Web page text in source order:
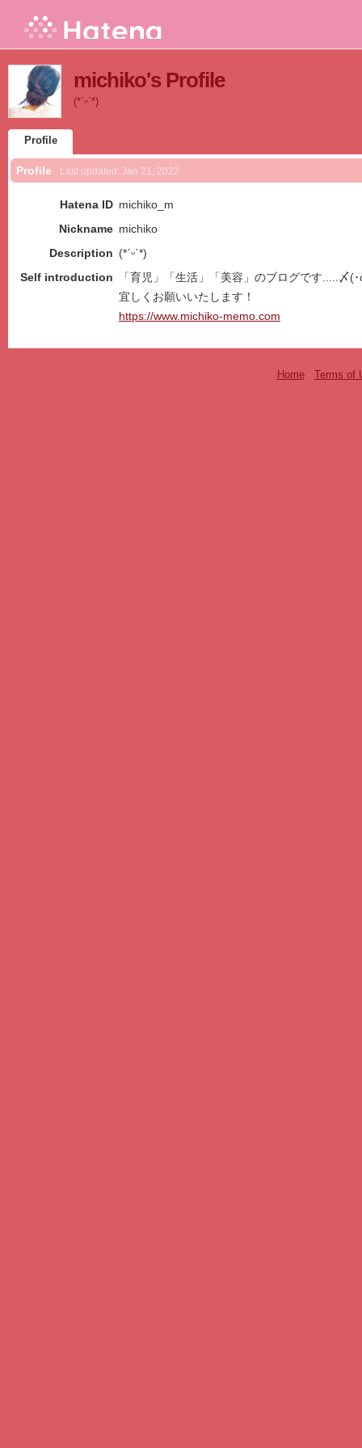
michiko's Profile
(*ˊᵕˋ*)
Profile
Profile Last updated: Jan 21, 2022
Hatena ID michiko_m
Nickname michiko
Description (*ˊᵕˋ*)
Self introduction
「育児」「生活」「美容」のブログです.....〆(
宜しくお願いいたします！
https://www.michiko-memo.com
Home- Terms of